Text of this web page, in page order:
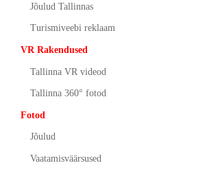
Jõulud Tallinnas
Turismiveebi reklaam
VR Rakendused
Tallinna VR videod
Tallinna 360° fotod
Fotod
Jõulud
Vaatamisväärsused